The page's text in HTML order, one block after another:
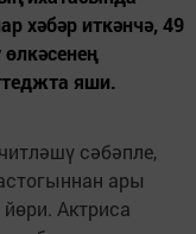
хәбәр иткәнчә, 49
яши.
сәбәпле,
ары
Актриса